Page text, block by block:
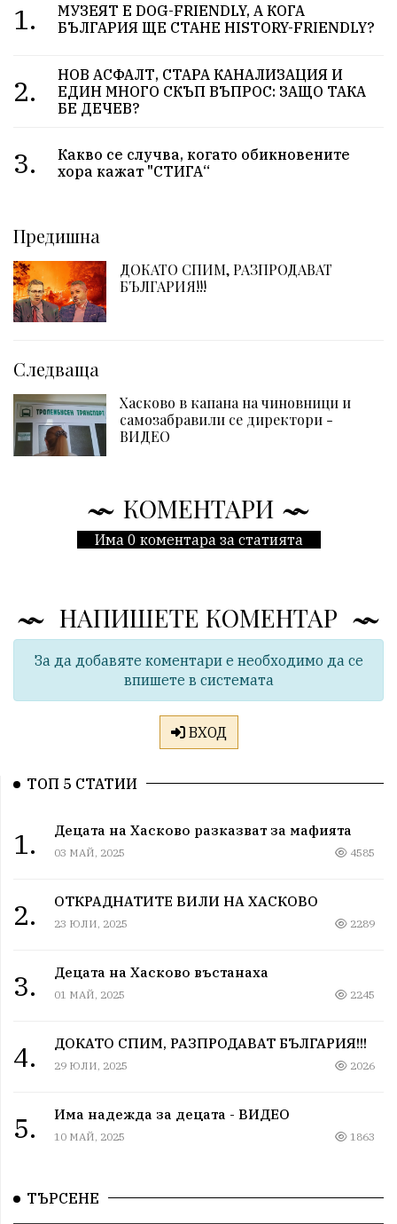
1.
МУЗЕЯТ Е DOG-FRIENDLY, А КОГА
БЪЛГАРИЯ ЩЕ СТАНЕ HISTORY-FRIENDLY?
2.
НОВ АСФАЛТ, СТАРА КАНАЛИЗАЦИЯ И
ЕДИН МНОГО СКЪП ВЪПРОС: ЗАЩО ТАКА
БЕ ДЕЧЕВ?
3.
Какво се случва, когато обикновените
хора кажат "СТИГА“
Предишна
ДОКАТО СПИМ, РАЗПРОДАВАТ
БЪЛГАРИЯ!!!
Следваща
Хасково в капана на чиновници и
самозабравили се директори -
ВИДЕО
КОМЕНТАРИ
Има 0 коментара за статията
НАПИШЕТЕ КОМЕНТАР
За да добавяте коментари е необходимо да се
впишете в системата
ВХОД
ТОП 5 СТАТИИ
1. Децата на Хасково разказват за мафията
03 МАЙ, 2025 4585
2. ОТКРАДНАТИТЕ ВИЛИ НА ХАСКОВО
23 ЮЛИ, 2025 2289
3. Децата на Хасково въстанаха
01 МАЙ, 2025 2245
4. ДОКАТО СПИМ, РАЗПРОДАВАТ БЪЛГАРИЯ!!!
29 ЮЛИ, 2025 2026
5. Има надежда за децата - ВИДЕО
10 МАЙ, 2025 1863
ТЪРСЕНЕ